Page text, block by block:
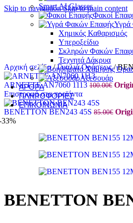
Skip to navigationSkip to main content
Smart AI Glasses
Φακοί
Υγρά
Χημικός Καθαρισμός
Υπεροξείδιο
Σκληρών Φακών
Τεχνητά Δάκρυα
Αξεσουάρ
ΆΡΘΡΑ
ΠΛΗΡΟΦΟΡΊΕΣ
ΕΠΙΚΟΙΝΩΝΊΑ
Αρχική σελίδα/ Γυαλιά Οράσεως/
ARNETTE AN7060 1113100.00€
Επιστροφή στα προϊόντα
BENETTON BEN243 45S 85.00€
33%
BENETTON